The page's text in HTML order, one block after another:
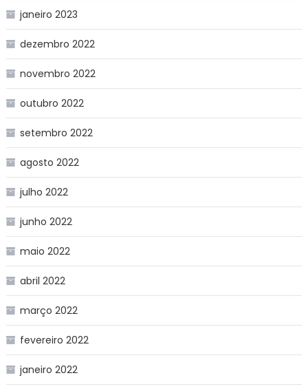
janeiro 2023
dezembro 2022
novembro 2022
outubro 2022
setembro 2022
agosto 2022
julho 2022
junho 2022
maio 2022
abril 2022
março 2022
fevereiro 2022
janeiro 2022